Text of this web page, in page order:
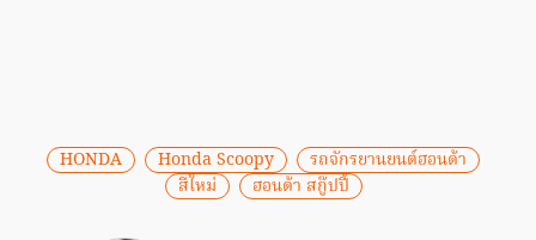
HONDA Honda Scoopy
รถจักรยานยนต์ฮอนด้า
สีใหม่
ฮอนด้า สกู๊ปปี้